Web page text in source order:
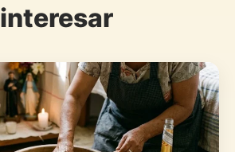
interesar